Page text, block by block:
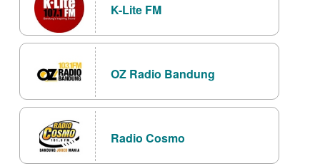
K-Lite FM
OZ Radio Bandung
Radio Cosmo